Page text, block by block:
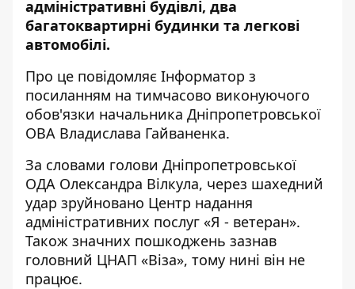
адміністративні будівлі, два
багатоквартирні будинки та легкові
автомобілі.
Про це повідомляє Інформатор з
посиланням на тимчасово виконуючого
обов'язки начальника Дніпропетровської
ОВА Владислава Гайваненка.
За словами голови Дніпропетровської
ОДА Олександра Вілкула, через шахедний
удар зруйновано Центр надання
адміністративних послуг «Я - ветеран».
Також значних пошкоджень зазнав
головний ЦНАП «Віза», тому нині він не
працює.